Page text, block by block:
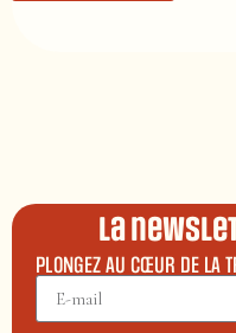
La
PLONGEZ AU CŒUR DE LA